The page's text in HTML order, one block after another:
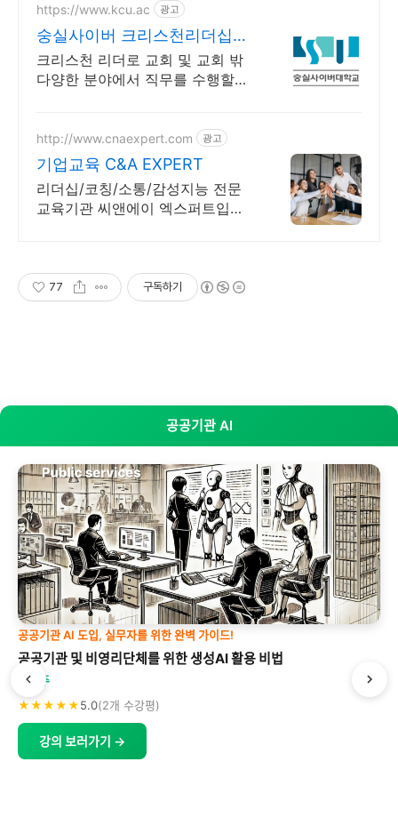
https://www.kcu.ac 광고
숭실사이버 크리스천리더십학
과 신편입생 모집 중!
크리스천 리더로 교회 및 교회 밖
다양한 분야에서 직무를 수행할수
학교! 100% 온라인강의!
http://www.cnaexpert.com 광고
기업교육 C&A EXPERT
리더십/코칭/소통/감성지능 전문
교육기관 씨앤에이 엑스퍼트입니
77 구독하기
공공기관 AI
공공기관 AI 도입, 실무자를 위한 완벽 가이드!
공공기관 및 비영리단체를 위한 생성AI 활용 비법
박형주
★★★★★5.0(2개 수강평)
강의 보러가기 →